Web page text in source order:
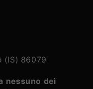
(IS) 86079
nessuno dei